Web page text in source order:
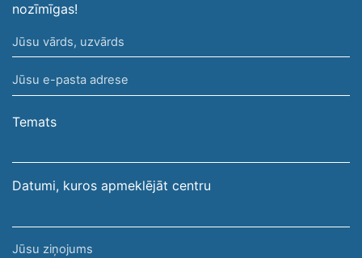
nozīmīgas!
Jūsu
vārds,
uzvārds
Jūsu
e-
pasta
Temats
Datumi, kuros apmeklējāt centru
Jūsu